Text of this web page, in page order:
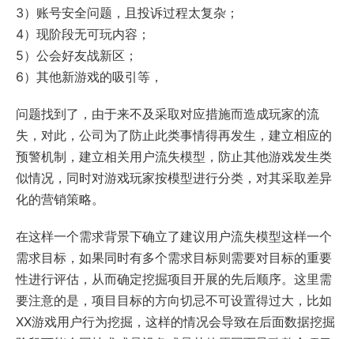
3）账号安全问题，且投诉过程太复杂；
4）现阶段无可玩内容；
5）公会好友战新区；
6）其他新游戏的吸引等，
问题找到了，由于来不及采取对应措施而造成玩家的流
失，对此，公司为了防止此类事情得再发生，建立相应的
预警机制，建立相关用户流失模型，防止其他游戏发生类
似情况，同时对游戏玩家按模型进行分类，对其采取差异
化的营销策略。
在这样一个需求背景下确立了建议用户流失模型这样一个
需求目标，如果同时有多个需求目标则需要对目标的重要
性进行评估，从而确定挖掘项目开展的先后顺序。这里需
要注意的是，项目目标的方向切忌不可设置得过大，比如
XX游戏用户行为挖掘，这样的情况会导致在后面数据挖掘